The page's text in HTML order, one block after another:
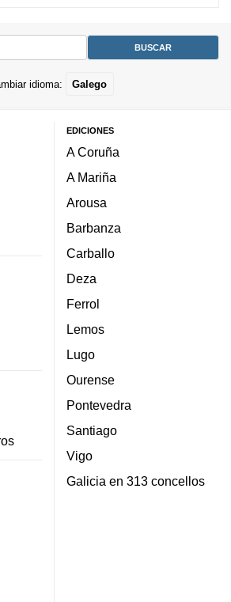
idioma: Galego
EDICIONES
A Coruña
A Mariña
Arousa
Barbanza
Carballo
Deza
Ferrol
Lemos
Lugo
Ourense
Pontevedra
Santiago
Vigo
Galicia en 313 concellos